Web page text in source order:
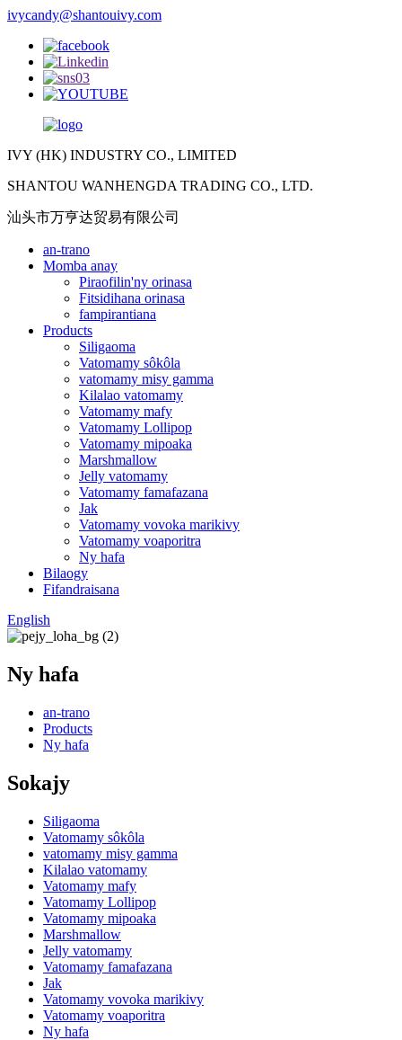
ivycandy@shantouivy.com
IVY (HK) INDUSTRY CO., LIMITED
SHANTOU WANHENGDA TRADING CO., LTD.
汕头市万亨达贸易有限公司
an-trano
Momba anay
Piraofilin'ny orinasa
Fitsidihana orinasa
fampirantiana
Products
Siligaoma
Vatomamy sôkôla
vatomamy misy gamma
Kilalao vatomamy
Vatomamy mafy
Vatomamy Lollipop
Vatomamy mipoaka
Marshmallow
Jelly vatomamy
Vatomamy famafazana
Jak
Vatomamy vovoka marikivy
Vatomamy voaporitra
Ny hafa
Bilaogy
Fifandraisana
English
Ny hafa
an-trano
Products
Ny hafa
Sokajy
Siligaoma
Vatomamy sôkôla
vatomamy misy gamma
Kilalao vatomamy
Vatomamy mafy
Vatomamy Lollipop
Vatomamy mipoaka
Marshmallow
Jelly vatomamy
Vatomamy famafazana
Jak
Vatomamy vovoka marikivy
Vatomamy voaporitra
Ny hafa